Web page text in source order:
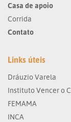
Casa de apoio
Corrida
Contato
Links úteis
Dráuzio Varela
Instituto Vencer o
FEMAMA
INCA